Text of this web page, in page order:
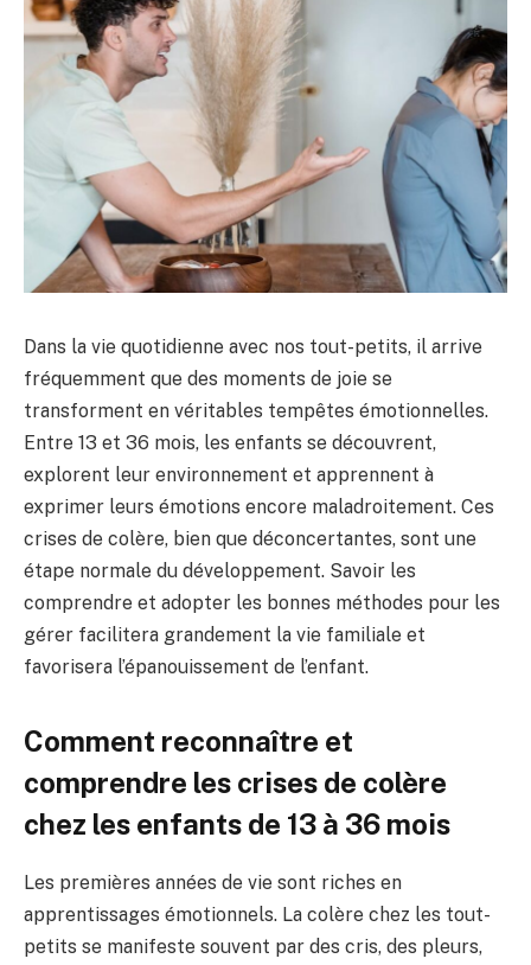
Dans la vie quotidienne avec nos tout-petits, il arrive
fréquemment que des moments de joie se
transforment en véritables tempêtes émotionnelles.
Entre 13 et 36 mois, les enfants se découvrent,
explorent leur environnement et apprennent à
exprimer leurs émotions encore maladroitement. Ces
crises de colère, bien que déconcertantes, sont une
étape normale du développement. Savoir les
comprendre et adopter les bonnes méthodes pour les
gérer facilitera grandement la vie familiale et
favorisera l’épanouissement de l’enfant.
Comment reconnaître et
comprendre les crises de colère
chez les enfants de 13 à 36 mois
Les premières années de vie sont riches en
apprentissages émotionnels. La colère chez les tout-
petits se manifeste souvent par des cris, des pleurs,